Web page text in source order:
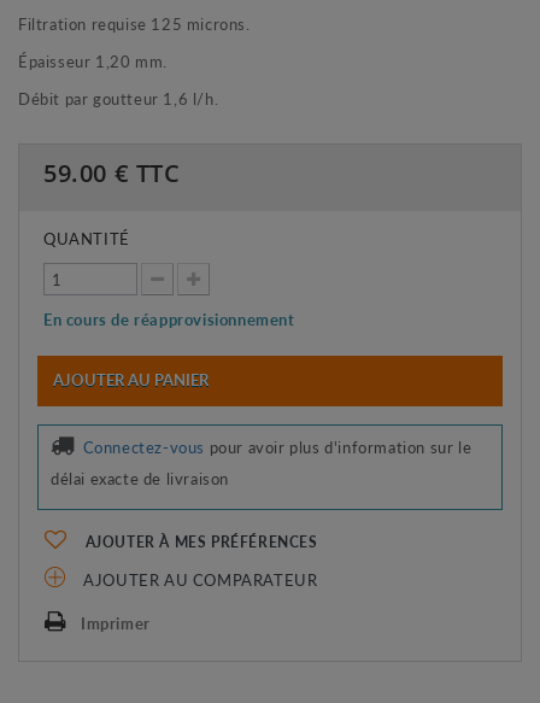
Filtration requise 125 microns.
Épaisseur 1,20 mm.
Débit par goutteur 1,6 l/h.
59.00 € TTC
QUANTITÉ
En cours de réapprovisionnement
AJOUTER AU PANIER
Connectez-vous pour avoir plus d'information sur le
délai exacte de livraison
AJOUTER À MES PRÉFÉRENCES
AJOUTER AU COMPARATEUR
Imprimer